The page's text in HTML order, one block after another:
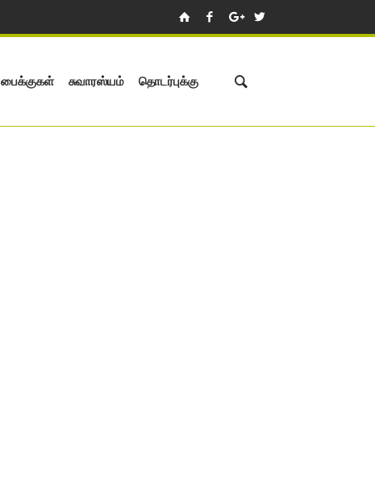
பைக்குகள் சுவாரஸ்யம் தொடர்புக்கு